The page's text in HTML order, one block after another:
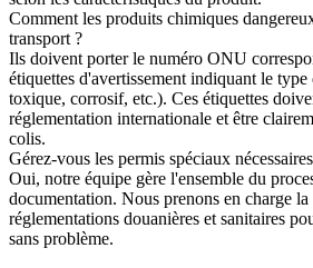
Comment les produits chimiques
transport ?
Ils doivent porter le numéro ONU
étiquettes d'avertissement indiquant le
toxique, corrosif, etc.). Ces étiquettes
réglementation internationale et être
colis.
Gérez-vous les permis spéciaux
Oui, notre équipe gère l'ensemble du
documentation. Nous prenons en charge
réglementations douanières et sanitaires
sans problème.